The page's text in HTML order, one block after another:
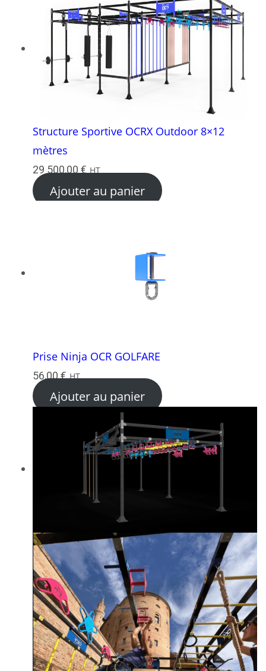
Structure Sportive OCRX Outdoor 8×12
mètres
29 500,00 € HT
Ajouter au panier
Prise Ninja OCR GOLFARE
56,00€ HT
Ajouter au panier